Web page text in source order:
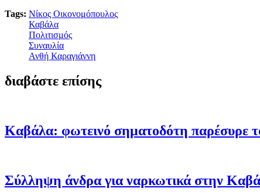
Tags: Νίκος Οικονομόπουλος
Καβάλα
Πολιτισμός
Συναυλία
Ανθή Καραγιάννη
διαβάστε επίσης
Καβάλα: φωτεινό σηματοδότη παρέσυρε
Σύλληψη άνδρα για ναρκωτικά στην